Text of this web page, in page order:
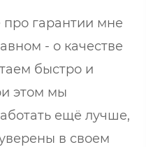
гарантии мне
- о качестве
быстро и
этом мы
ещё лучше,
в своем